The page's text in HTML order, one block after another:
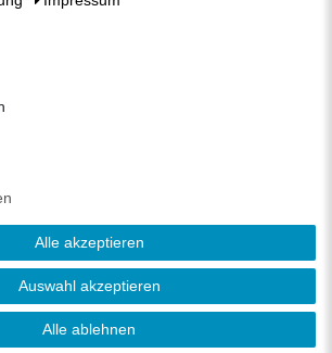
12:30 | 13:00 - 14:00
Zisternenfilter.com - Alle Rechte vorbehalten | Alle
Alle akzeptieren
Auswahl akzeptieren
Alle ablehnen